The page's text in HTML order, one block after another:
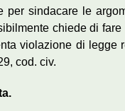
per sindacare le
chiede di
violazione di legge
cod. civ.